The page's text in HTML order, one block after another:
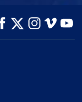
СМОТРЕТЬ
ПЕРЕДАЧИ